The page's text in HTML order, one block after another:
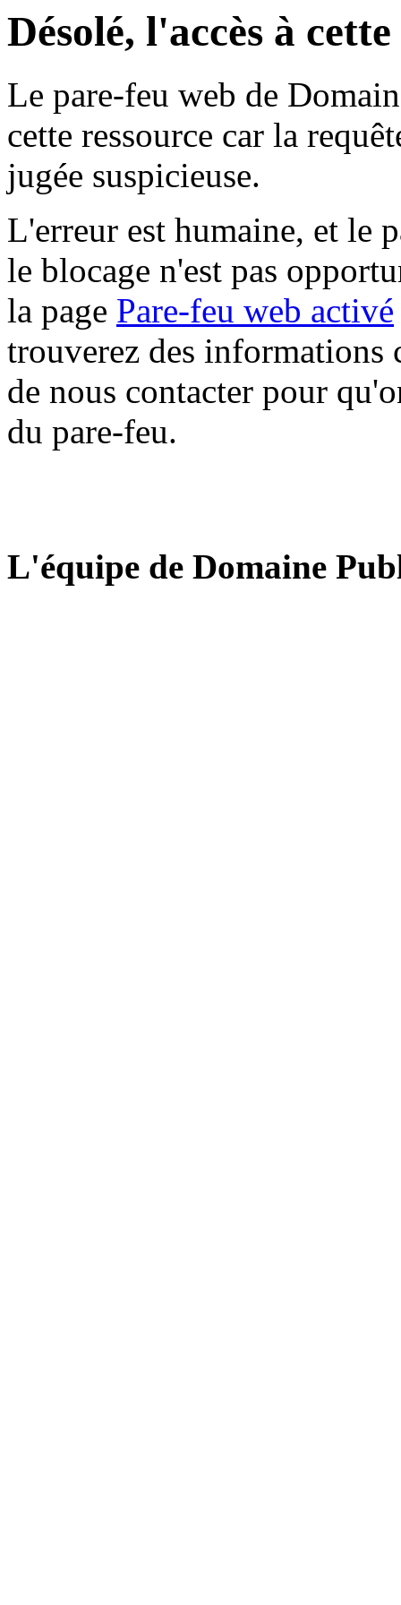
Désolé, l'accès à
Le pare-feu web de
cette ressource car la
jugée suspicieuse.
L'erreur est humaine, et le
le blocage n'est pas
la page Pare-feu web activé
trouverez des informations
de nous contacter pour
du pare-feu.
L'équipe de Domaine